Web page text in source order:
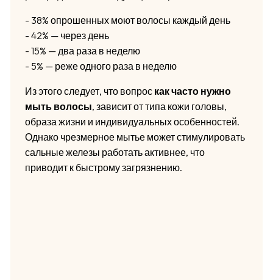
- 38% опрошенных моют волосы каждый день
- 42% — через день
- 15% — два раза в неделю
- 5% — реже одного раза в неделю
Из этого следует, что вопрос как часто нужно
мыть волосы, зависит от типа кожи головы,
образа жизни и индивидуальных особенностей.
Однако чрезмерное мытье может стимулировать
сальные железы работать активнее, что
приводит к быстрому загрязнению.